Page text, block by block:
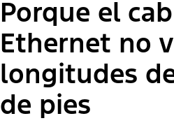
Porque el
Ethernet no
longitudes
de pies